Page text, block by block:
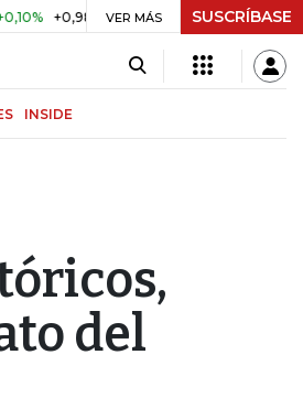
+0,98% UVR $ 416,96 +$ 0,05 +0,01%
VER MÁS SUSCRÍBASE
INSIDE
del